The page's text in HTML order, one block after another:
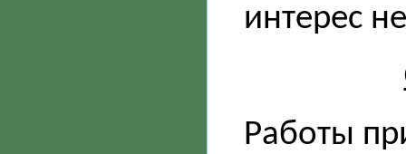
интерес
Работы